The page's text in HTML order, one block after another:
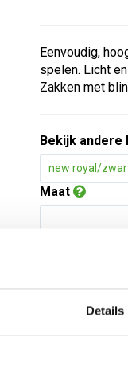
Details
Eenvoudig,
spelen. Licht
Zakken met
Bekijk andere
new royal/
Maat
*Gratis